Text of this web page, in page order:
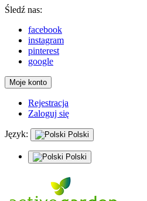
Śledź nas:
facebook
instagram
pinterest
google
Moje konto
Rejestracja
Zaloguj się
Język: Polski
Polski